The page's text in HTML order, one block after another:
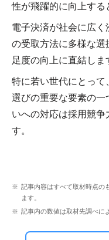
性が飛躍的に向上する
電子決済が社会に広
の受取方法に多様な選
足度の向上に直結しま
特に若い世代にとって
選びの重要な要素の一
いへの対応は採用競争
す。
記事内容はすべて取材時点の
ます。
記事内の数値は取材先調べに